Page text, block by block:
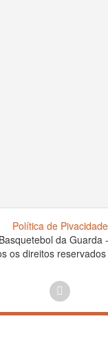
Política de Pivacidade
da Guarda
os direitos